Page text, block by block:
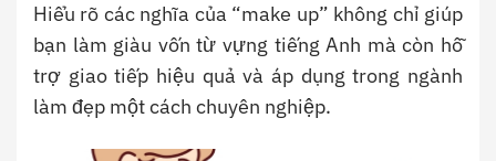
Hiểu rõ các nghĩa của “make up” không chỉ giúp
bạn làm giàu vốn từ vựng tiếng Anh mà còn hỗ
trợ giao tiếp hiệu quả và áp dụng trong ngành
làm đẹp một cách chuyên nghiệp.